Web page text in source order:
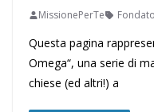
MissionePerTe
Questa pagina
Omega“, una serie di
chiese (ed altri!) a